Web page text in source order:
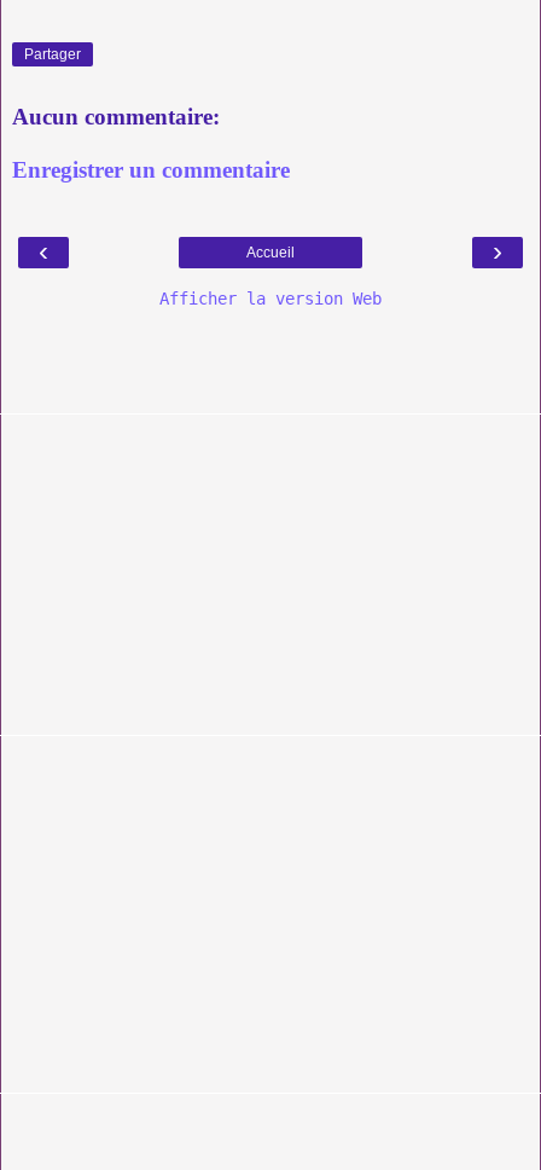
Partager
Aucun commentaire:
Enregistrer un commentaire
‹ ›
Accueil
Afficher la version Web